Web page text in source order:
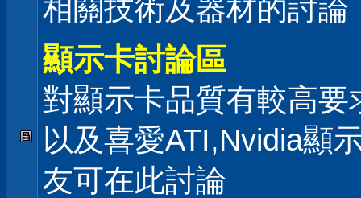
相關技術及器材的討論
顯示卡討論區
對顯示卡品質有較高要
以及喜愛ATI,Nvidia顯
友可在此討論